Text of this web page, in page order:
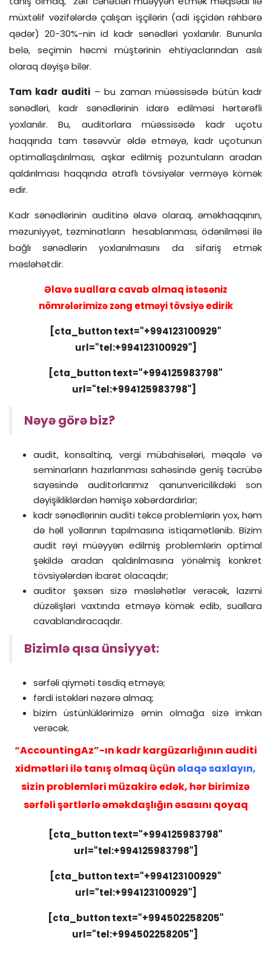
müxtəlif vəzifələrdə çalışan işçilərin (adi işçidən rəhbərə
qədər) 20-30%-nin id kadr sənədləri yoxlanılır. Bununla
belə, seçimin həcmi müştərinin ehtiyaclarından asılı
olaraq dəyişə bilər.
Tam kadr auditi – bu zaman müəssisədə bütün kadr
sənədləri, kadr sənədlərinin idarə edilməsi hərtərəfli
yoxlanılır. Bu, auditorlara müəssisədə kadr uçotu
haqqında tam təsəvvür əldə etməyə, kadr uçotunun
optimallaşdırılması, aşkar edilmiş pozuntuların aradan
qaldırılması haqqında ətraflı tövsiyələr verməyə kömək
edir.
Kadr sənədlərinin auditinə əlavə olaraq, əməkhaqqının,
məzuniyyət, təzminatların hesablanması, ödənilməsi ilə
bağlı sənədlərin yoxlanılmasını da sifariş etmək
məsləhətdir.
Əlavə suallara cavab almaq istəsəniz
nömrələrimizə zəng etməyi tövsiyə edirik
[cta_button text="+994123100929"
url="tel:+994123100929"]
[cta_button text="+994125983798"
url="tel:+994125983798"]
Nəyə görə biz?
audit, konsaltinq, vergi mübahisələri, məqalə və
seminarların hazırlanması sahəsində geniş təcrübə
sayəsində auditorlarımız qanunvericilikdəki son
dəyişikliklərdən həmişə xəbərdardırlar;
kadr sənədlərinin auditi təkcə problemlərin yox, həm
də həll yollarının tapılmasına istiqamətlənib. Bizim
audit rəyi müəyyən edilmiş problemlərin optimal
şəkildə aradan qaldırılmasına yönəlmiş konkret
tövsiyələrdən ibarət olacaqdır;
auditor şəxsən sizə məsləhətlər verəcək, lazımi
düzəlişləri vaxtında etməyə kömək edib, suallara
cavablandıracaqdır.
Bizimlə qısa ünsiyyət:
sərfəli qiyməti təsdiq etməyə;
fərdi istəkləri nəzərə almaq;
bizim üstünlüklərimizə əmin olmağa sizə imkan
verəcək.
“AccountingAz”-ın kadr kargüzarlığının auditi
xidmətləri ilə tanış olmaq üçünəlaqə saxlayın,
sizin problemləri müzakirə edək, hər birimizə
sərfəli şərtlərlə əməkdaşlığın əsasını qoyaq
[cta_button text="+994125983798"
url="tel:+994125983798"]
[cta_button text="+994123100929"
url="tel:+994123100929"]
[cta_button text="+994502258205"
url="tel:+994502258205"]